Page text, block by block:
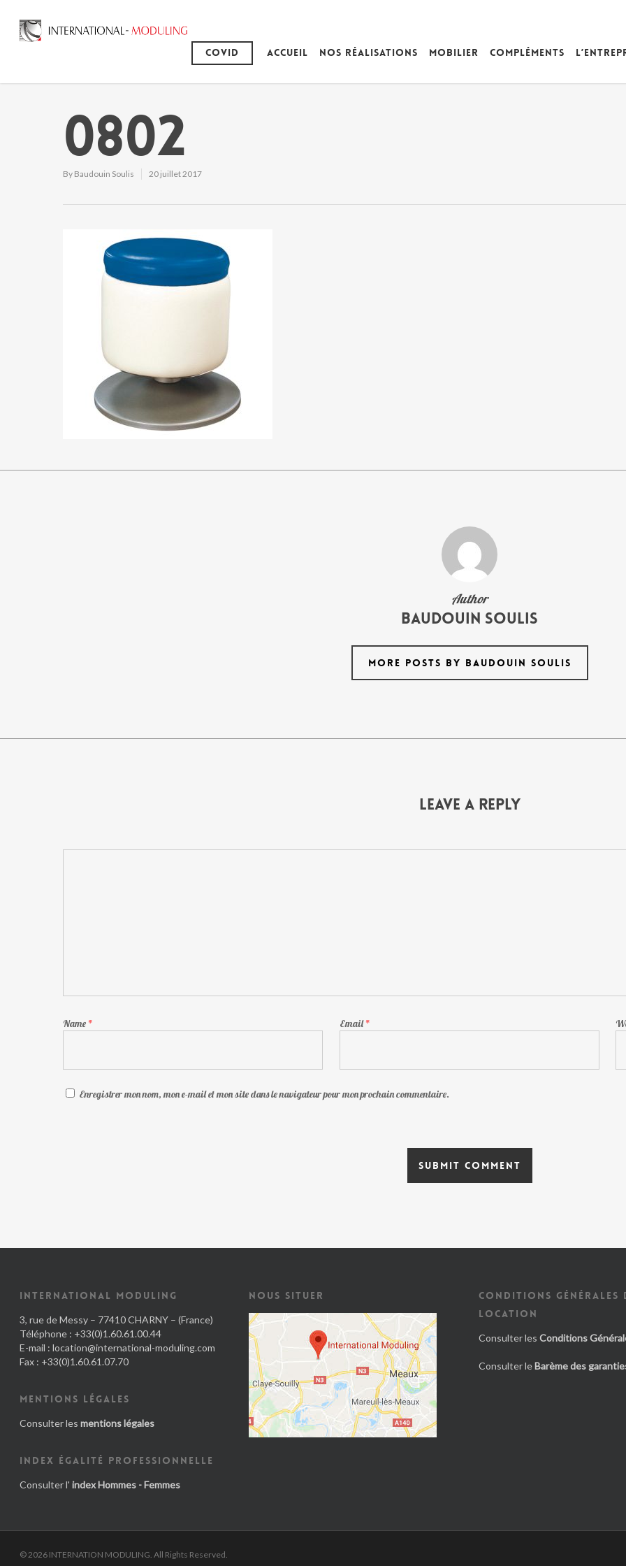
Covid Accueil Nos réalisations Mobilier Compléments
0802
By Baudouin Soulis 20 juillet 2017
Author
Baudouin Soulis
MORE POSTS BY BAUDOUIN SOULIS
Leave a Reply
Name * Email*
Enregistrer mon nom, mon e-mail et mon site dans le navigateur pour mon prochain commentaire.
INTERNATIONAL MODULING
3, rue de Messy – 77410 CHARNY – (France)
Téléphone : +33(0)1.60.61.00.44
E-mail : location@international-moduling.com
Fax : +33(0)1.60.61.07.70
MENTIONS LÉGALES
Consulter les mentions légales
INDEX ÉGALITÉ PROFESSIONNELLE
Consulter l' index Hommes - Femmes
NOUS SITUER
CONDITIONS GÉNÉRALES
LOCATION
Consulter les Conditions
Consulter leBarème des
© 2026 INTERNATION MODULING. All Rights Reserved.